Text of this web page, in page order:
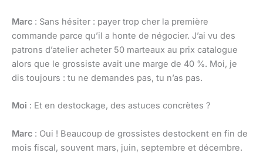
Marc : Sans hésiter : payer trop cher la première
commande parce qu’il a honte de négocier. J’ai vu des
patrons d’atelier acheter 50 marteaux au prix catalogue
alors que le grossiste avait une marge de 40 %. Moi, je
dis toujours : tu ne demandes pas, tu n’as pas.
Moi : Et en destockage, des astuces concrètes ?
Marc : Oui ! Beaucoup de grossistes destockent en fin de
mois fiscal, souvent mars, juin, septembre et décembre.